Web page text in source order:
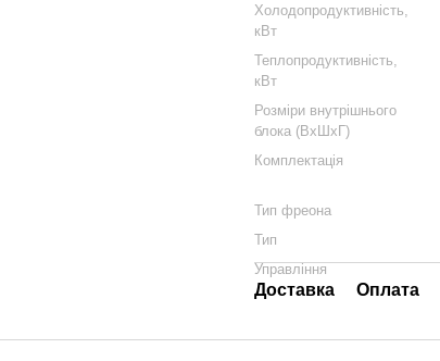
Холодопродуктивність,
кВт
Теплопродуктивність,
кВт
Розміри внутрішнього
блока (ВхШхГ)
Комплектація
Тип фреона
Тип
Управління
Доставка Оплата